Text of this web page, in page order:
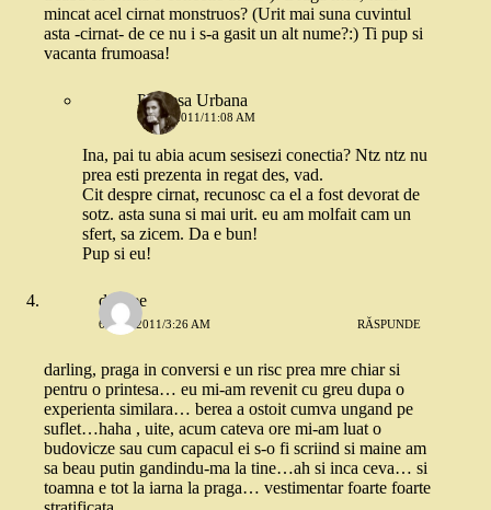
mincat acel cirnat monstruos? (Urit mai suna cuvintul
asta -cirnat- de ce nu i s-a gasit un alt nume?:) Ti pup si
vacanta frumoasa!
Printesa Urbana
6 MAI 2011/11:08 AM
Ina, pai tu abia acum sesisezi conectia? Ntz ntz nu
prea esti prezenta in regat des, vad.
Cit despre cirnat, recunosc ca el a fost devorat de
sotz. asta suna si mai urit. eu am molfait cam un
sfert, sa zicem. Da e bun!
Pup si eu!
deedee
6 MAI 2011/3:26 AM RĂSPUNDE
darling, praga in conversi e un risc prea mre chiar si
pentru o printesa… eu mi-am revenit cu greu dupa o
experienta similara… berea a ostoit cumva ungand pe
suflet…haha , uite, acum cateva ore mi-am luat o
budovicze sau cum capacul ei s-o fi scriind si maine am
sa beau putin gandindu-ma la tine…ah si inca ceva… si
toamna e tot la iarna la praga… vestimentar foarte foarte